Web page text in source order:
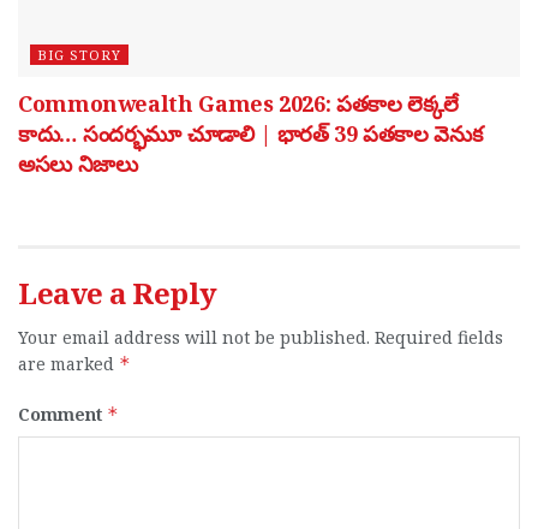
BIG STORY
Commonwealth Games 2026: పతకాల లెక్కలే
కాదు… సందర్భమూ చూడాలి | భారత్ 39 పతకాల వెనుక
అసలు నిజాలు
Leave a Reply
Your email address will not be published. Required fields
are marked *
Comment *